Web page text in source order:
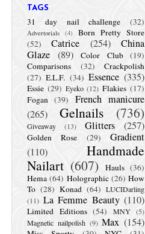
TAGS
31 day nail challenge (32)
Advertorials (4)
Born Pretty Store
(52)
Catrice (254)
China
Glaze (89) Color Club
(19)
Comparisons
(32)
Crackpolish
(27) E.L.F. (34) Essence (335)
Essie (29) Eyeko (12) Flakies (17)
Fogan (39)
French manicure
(265)
Gelnails (736)
Giveaway (13) Glitters (257)
Golden Rose (29)
Gradient
(110)
Handmade
Nailart (607) Hauls (36)
Hema (64) Holographic (26) How
To (28) Konad (64) LUCIDarling
(11) La Femme Beauty (110)
Limited Editions (54) MNY (5)
Magnetic nailpolish (9) Max (154)